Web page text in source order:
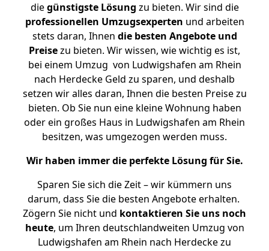
diegünstigste Lösung zu bieten. Wir sind die
professionellen Umzugsexperten und arbeiten
stets daran, Ihnen die besten Angebote und
Preisezu bieten. Wir wissen, wie wichtig es ist,
bei einem Umzug von Ludwigshafen am Rhein
nach Herdecke Geld zu sparen, und deshalb
setzen wir alles daran, Ihnen die besten Preise zu
bieten. Ob Sie nun eine kleine Wohnung haben
oder ein großes Haus in Ludwigshafen am Rhein
besitzen, was umgezogen werden muss.
Wir haben immer die perfekte Lösung für Sie.
Sparen Sie sich die Zeit – wir kümmern uns
darum, dass Sie die besten Angebote erhalten.
Zögern Sie nicht und kontaktieren Sie uns noch
heute, um Ihren deutschlandweiten Umzug von
Ludwigshafen am Rhein nach Herdecke zu